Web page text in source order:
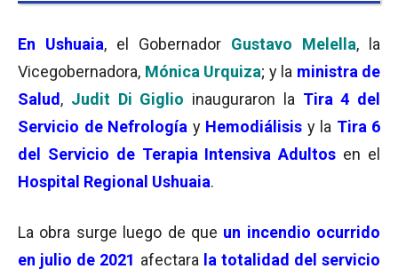
En Ushuaia, el Gobernador Gustavo Melella, la
Vicegobernadora, Mónica Urquiza; y la ministra de
Salud , Judit Di Giglio inauguraron la Tira 4 del
Servicio de Nefrología y Hemodiálisis y la Tira 6
del Servicio de Terapia Intensiva Adultos en el
Hospital Regional Ushuaia.
La obra surge luego de que un incendio ocurrido
en julio de 2021 afectara la totalidad del servicio